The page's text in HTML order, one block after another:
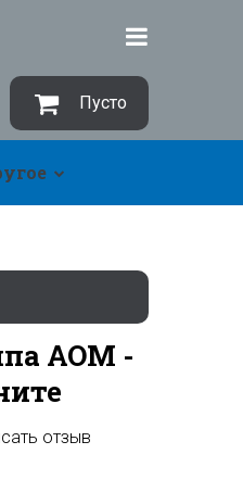
Пусто
AOM -
отзыв